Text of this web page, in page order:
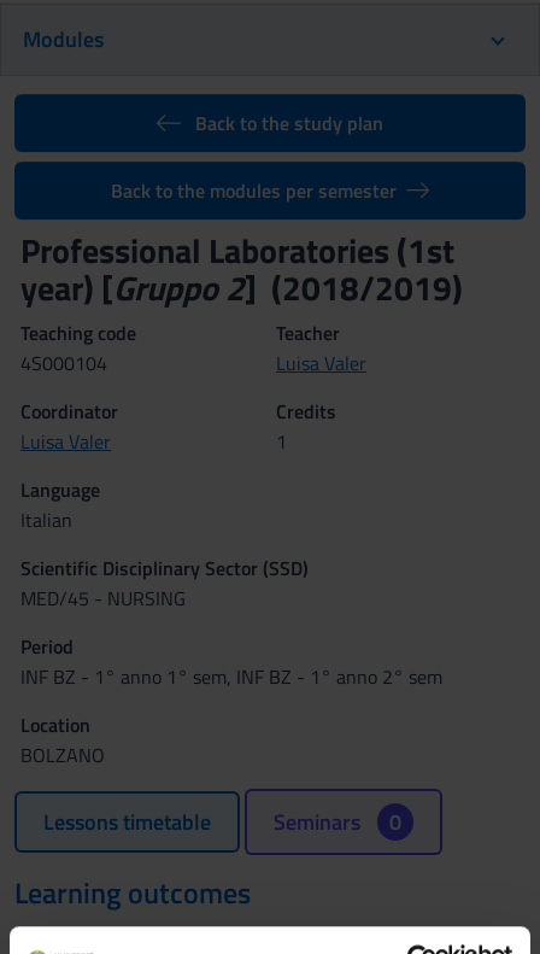
Modules
Back to the study plan
Back to the modules per semester
Professional Laboratories (1st
year) [Gruppo 2] (2018/2019)
Teaching code
4S000104
Teacher
Luisa Valer
Coordinator
Luisa Valer
Credits
1
Language
Italian
Scientific Disciplinary Sector (SSD)
MED/45 - NURSING
Period
INF BZ - 1° anno 1° sem, INF BZ - 1° anno 2° sem
Location
BOLZANO
Lessons timetable Seminars 0
Learning outcomes
I laboratori professionalizzanti anticipano le esperienze di